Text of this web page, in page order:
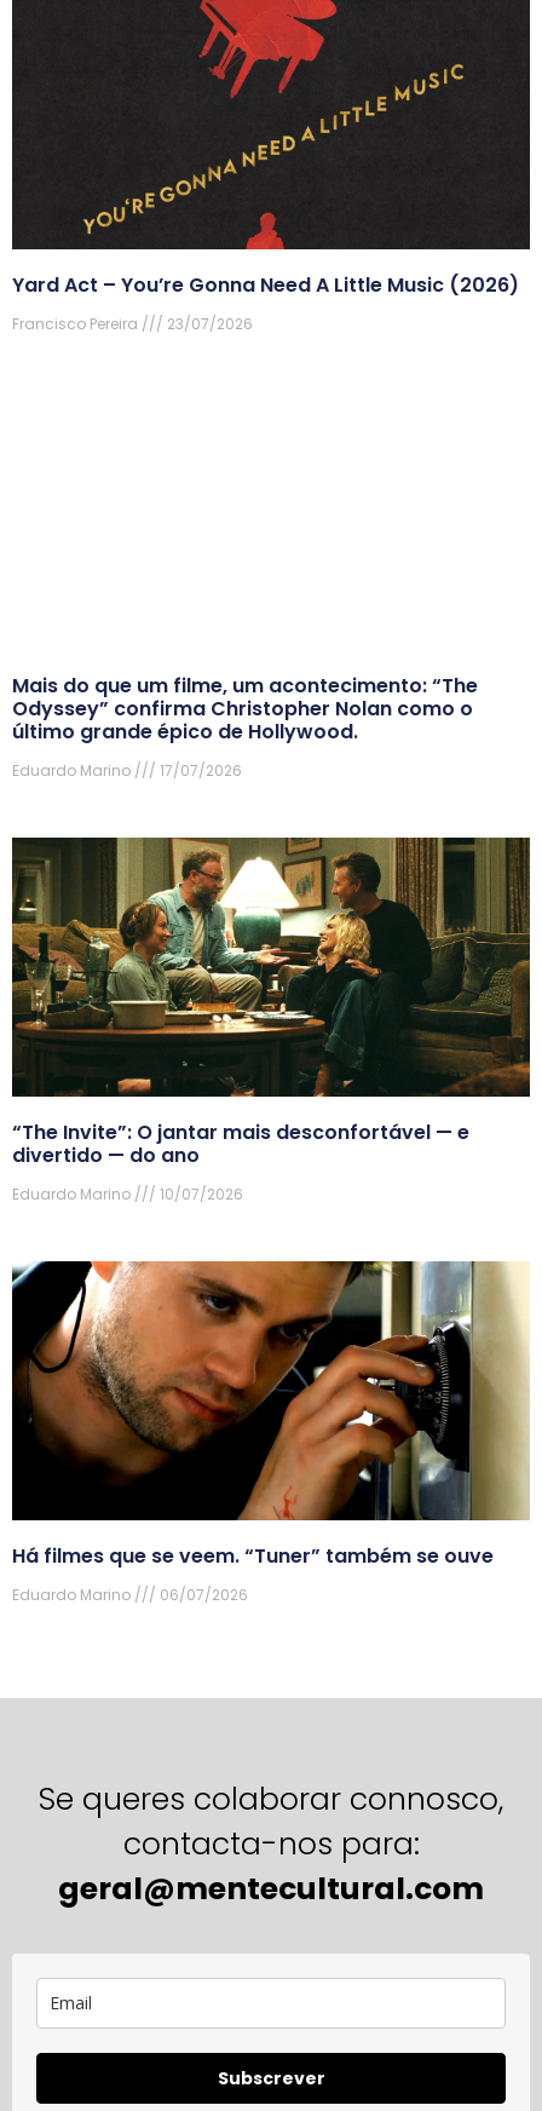
Yard Act – You’re Gonna Need A Little Music (2026)
Francisco Pereira 23/07/2026
Mais do que um filme, um acontecimento: “The
Odyssey” confirma Christopher Nolan como o
último grande épico de Hollywood.
Eduardo Marino 17/07/2026
“The Invite”: O jantar mais desconfortável — e
divertido — do ano
Eduardo Marino 10/07/2026
Há filmes que se veem. “Tuner” também se ouve
Eduardo Marino 06/07/2026
Se queres colaborar connosco,
contacta-nos para:
geral@mentecultural.com
Subscrever